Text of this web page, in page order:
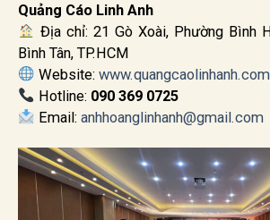
Quảng Cáo Linh Anh
Địa chỉ: 21 Gò Xoài, Phường Bình
Bình Tân, TP.HCM
Website: www.quangcaolinhanh.com
Hotline: 090 369 0725
Email: anhhoanglinhanh@gmail.com